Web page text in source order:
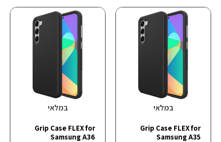
במלאי
Grip Case FLEX for
Samsung A35
במלאי
Grip Case FLEX for
Samsung A36